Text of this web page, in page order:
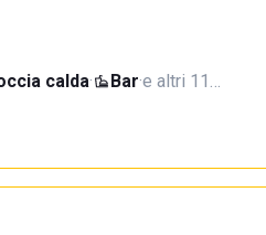
calda· Bar·e altri 11…